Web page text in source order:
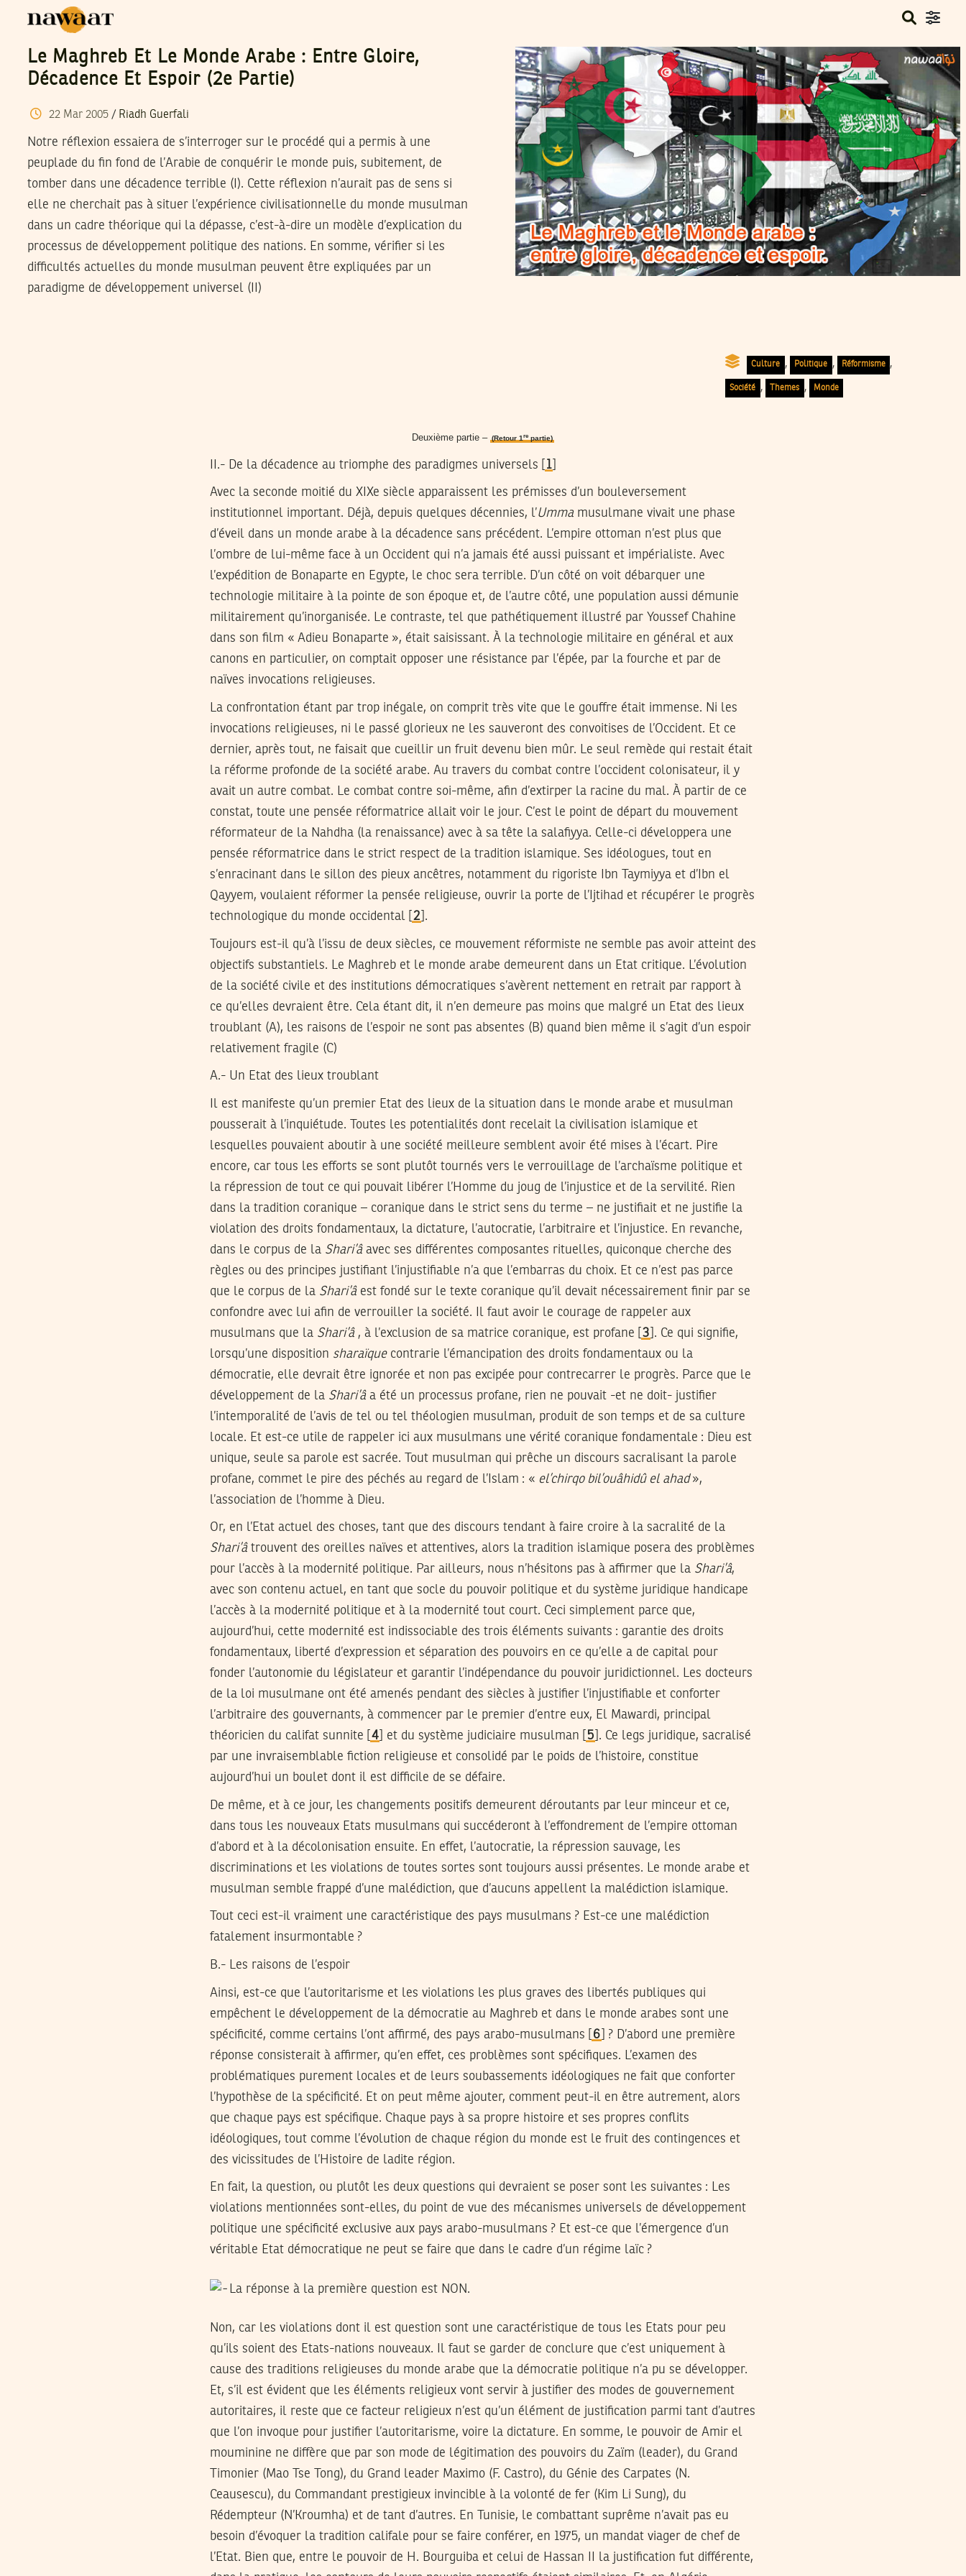
Le Maghreb Et Le Monde Arabe : Entre Gloire,
Décadence Et Espoir (2e Partie)
22 Mar 2005/ Riadh Guerfali
Notre réflexion essaiera de s’interroger sur le procédé qui a permis à une
peuplade du fin fond de l’Arabie de conquérir le monde puis, subitement, de
tomber dans une décadence terrible (I). Cette réflexion n’aurait pas de sens si
elle ne cherchait pas à situer l’expérience civilisationnelle du monde musulman
dans un cadre théorique qui la dépasse, c’est-à-dire un modèle d’explication du
processus de développement politique des nations. En somme, vérifier si les
difficultés actuelles du monde musulman peuvent être expliquées par un
paradigme de développement universel (II)
Culture , Politique , Réformisme ,
Société , Themes , Monde
Deuxième partie – (Retour 1 re partie)
II.- De la décadence au triomphe des paradigmes universels 1
Avec la seconde moitié du XIXe siècle apparaissent les prémisses d’un bouleversement
institutionnel important. Déjà, depuis quelques décennies, l’Umma musulmane vivait une phase
d’éveil dans un monde arabe à la décadence sans précédent. L’empire ottoman n’est plus que
l’ombre de lui-même face à un Occident qui n’a jamais été aussi puissant et impérialiste. Avec
l’expédition de Bonaparte en Egypte, le choc sera terrible. D’un côté on voit débarquer une
technologie militaire à la pointe de son époque et, de l’autre côté, une population aussi démunie
militairement qu’inorganisée. Le contraste, tel que pathétiquement illustré par Youssef Chahine
dans son film « Adieu Bonaparte », était saisissant. À la technologie militaire en général et aux
canons en particulier, on comptait opposer une résistance par l’épée, par la fourche et par de
naïves invocations religieuses.
La confrontation étant par trop inégale, on comprit très vite que le gouffre était immense. Ni les
invocations religieuses, ni le passé glorieux ne les sauveront des convoitises de l’Occident. Et ce
dernier, après tout, ne faisait que cueillir un fruit devenu bien mûr. Le seul remède qui restait était
la réforme profonde de la société arabe. Au travers du combat contre l’occident colonisateur, il y
avait un autre combat. Le combat contre soi-même, afin d’extirper la racine du mal. À partir de ce
constat, toute une pensée réformatrice allait voir le jour. C’est le point de départ du mouvement
réformateur de la Nahdha (la renaissance) avec à sa tête la salafiyya. Celle-ci développera une
pensée réformatrice dans le strict respect de la tradition islamique. Ses idéologues, tout en
s’enracinant dans le sillon des pieux ancêtres, notamment du rigoriste Ibn Taymiyya et d’Ibn el
Qayyem, voulaient réformer la pensée religieuse, ouvrir la porte de l’Ijtihad et récupérer le progrès
technologique du monde occidental [
2 ].
Toujours est-il qu’à l’issu de deux siècles, ce mouvement réformiste ne semble pas avoir atteint des
objectifs substantiels. Le Maghreb et le monde arabe demeurent dans un Etat critique. L’évolution
de la société civile et des institutions démocratiques s’avèrent nettement en retrait par rapport à
ce qu’elles devraient être. Cela étant dit, il n’en demeure pas moins que malgré un Etat des lieux
troublant (A), les raisons de l’espoir ne sont pas absentes (B) quand bien même il s’agit d’un espoir
relativement fragile (C)
A.- Un Etat des lieux troublant
Il est manifeste qu’un premier Etat des lieux de la situation dans le monde arabe et musulman
pousserait à l’inquiétude. Toutes les potentialités dont recelait la civilisation islamique et
lesquelles pouvaient aboutir à une société meilleure semblent avoir été mises à l’écart. Pire
encore, car tous les efforts se sont plutôt tournés vers le verrouillage de l’archaïsme politique et
la répression de tout ce qui pouvait libérer l’Homme du joug de l’injustice et de la servilité. Rien
dans la tradition coranique – coranique dans le strict sens du terme – ne justifiait et ne justifie la
violation des droits fondamentaux, la dictature, l’autocratie, l’arbitraire et l’injustice. En revanche,
dans le corpus de la Shari’âavec ses différentes composantes rituelles, quiconque cherche des
règles ou des principes justifiant l’injustifiable n’a que l’embarras du choix. Et ce n’est pas parce
que le corpus de la Shari’âest fondé sur le texte coranique qu’il devait nécessairement finir par se
confondre avec lui afin de verrouiller la société. Il faut avoir le courage de rappeler aux
musulmans que la Shari’â, à l’exclusion de sa matrice coranique, est profane [ 3 ]. Ce qui signifie,
lorsqu’une disposition sharaïquecontrarie l’émancipation des droits fondamentaux ou la
démocratie, elle devrait être ignorée et non pas excipée pour contrecarrer le progrès. Parce que le
développement de la Shari’âa été un processus profane, rien ne pouvait -et ne doit- justifier
l’intemporalité de l’avis de tel ou tel théologien musulman, produit de son temps et de sa culture
locale. Et est-ce utile de rappeler ici aux musulmans une vérité coranique fondamentale : Dieu est
unique, seule sa parole est sacrée. Tout musulman qui prêche un discours sacralisant la parole
profane, commet le pire des péchés au regard de l’Islam : « el’chirqo bil’ouâhidû el ahad»,
l’association de l’homme à Dieu.
Or, en l’Etat actuel des choses, tant que des discours tendant à faire croire à la sacralité de la
Shari’âtrouvent des oreilles naïves et attentives, alors la tradition islamique posera des problèmes
pour l’accès à la modernité politique. Par ailleurs, nous n’hésitons pas à affirmer que la Shari’â,
avec son contenu actuel, en tant que socle du pouvoir politique et du système juridique handicape
l’accès à la modernité politique et à la modernité tout court. Ceci simplement parce que,
aujourd’hui, cette modernité est indissociable des trois éléments suivants : garantie des droits
fondamentaux, liberté d’expression et séparation des pouvoirs en ce qu’elle a de capital pour
fonder l’autonomie du législateur et garantir l’indépendance du pouvoir juridictionnel. Les docteurs
de la loi musulmane ont été amenés pendant des siècles à justifier l’injustifiable et conforter
l’arbitraire des gouvernants, à commencer par le premier d’entre eux, El Mawardi, principal
théoricien du califat sunnite [
4 ] et du système judiciaire musulman [ 5 ]. Ce legs juridique, sacralisé
par une invraisemblable fiction religieuse et consolidé par le poids de l’histoire, constitue
aujourd’hui un boulet dont il est difficile de se défaire.
De même, et à ce jour, les changements positifs demeurent déroutants par leur minceur et ce,
dans tous les nouveaux Etats musulmans qui succéderont à l’effondrement de l’empire ottoman
d’abord et à la décolonisation ensuite. En effet, l’autocratie, la répression sauvage, les
discriminations et les violations de toutes sortes sont toujours aussi présentes. Le monde arabe et
musulman semble frappé d’une malédiction, que d’aucuns appellent la malédiction islamique.
Tout ceci est-il vraiment une caractéristique des pays musulmans ? Est-ce une malédiction
fatalement insurmontable ?
B.- Les raisons de l’espoir
Ainsi, est-ce que l’autoritarisme et les violations les plus graves des libertés publiques qui
empêchent le développement de la démocratie au Maghreb et dans le monde arabes sont une
spécificité, comme certains l’ont affirmé, des pays arabo-musulmans [
6
] ? D’abord une première
réponse consisterait à affirmer, qu’en effet, ces problèmes sont spécifiques. L’examen des
problématiques purement locales et de leurs soubassements idéologiques ne fait que conforter
l’hypothèse de la spécificité. Et on peut même ajouter, comment peut-il en être autrement, alors
que chaque pays est spécifique. Chaque pays à sa propre histoire et ses propres conflits
idéologiques, tout comme l’évolution de chaque région du monde est le fruit des contingences et
des vicissitudes de l’Histoire de ladite région.
En fait, la question, ou plutôt les deux questions qui devraient se poser sont les suivantes : Les
violations mentionnées sont-elles, du point de vue des mécanismes universels de développement
politique une spécificité exclusive aux pays arabo-musulmans ? Et est-ce que l’émergence d’un
véritable Etat démocratique ne peut se faire que dans le cadre d’un régime laïc ?
La réponse à la première question est NON.
Non, car les violations dont il est question sont une caractéristique de tous les Etats pour peu
qu’ils soient des Etats-nations nouveaux. Il faut se garder de conclure que c’est uniquement à
cause des traditions religieuses du monde arabe que la démocratie politique n’a pu se développer.
Et, s’il est évident que les éléments religieux vont servir à justifier des modes de gouvernement
autoritaires, il reste que ce facteur religieux n’est qu’un élément de justification parmi tant d’autres
que l’on invoque pour justifier l’autoritarisme, voire la dictature. En somme, le pouvoir de Amir el
mouminine ne diffère que par son mode de légitimation des pouvoirs du Zaïm (leader), du Grand
Timonier (Mao Tse Tong), du Grand leader Maximo (F. Castro), du Génie des Carpates (N.
Ceausescu), du Commandant prestigieux invincible à la volonté de fer (Kim Li Sung), du
Rédempteur (N’Kroumha) et de tant d’autres. En Tunisie, le combattant suprême n’avait pas eu
besoin d’évoquer la tradition califale pour se faire conférer, en 1975, un mandat viager de chef de
l’Etat. Bien que, entre le pouvoir de H. Bourguiba et celui de Hassan II la justification fut différente,